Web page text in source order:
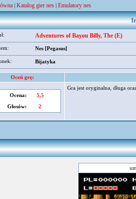
| Katalog gier nes | Emulatory nes
Adventures of Bayou Billy, The (E)
Nes [Pegasus]
Bijatyka
Oceń grę:
Ocena:
5.5
Głosów:
2
Gra jest oryginalna, długa